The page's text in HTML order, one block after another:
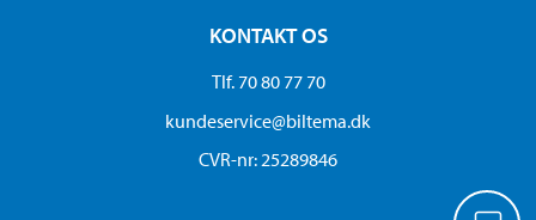
KONTAKT OS
Tlf. 70 80 77 70
kundeservice@biltema.dk
CVR-nr: 25289846